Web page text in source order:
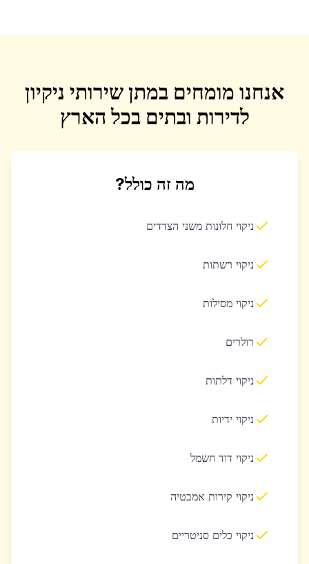
אנחנו מומחים במתן שירותי ניקיון
לדירות ובתים בכל הארץ
מה זה כולל?
ניקוי חלונות משני הצדדים
ניקוי רשתות
ניקוי מסילות
רולרים
ניקוי דלתות
ניקוי ידיות
ניקוי דוד חשמל
ניקוי קירות אמבטיה
ניקוי כלים סניטריים